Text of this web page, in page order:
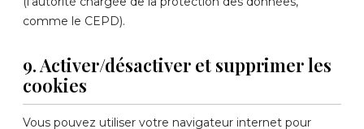
comme le CEPD).
9. Activer/désactiver et supprimer les
cookies
Vous pouvez utiliser votre navigateur internet pour